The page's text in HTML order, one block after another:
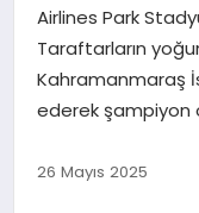
SPOR
İLÇE HABERLERI
Airlines Park
Taraftarların
Kahramanmaraş
ederek şampiyon
26 Mayıs 2025